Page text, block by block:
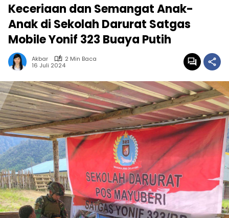
Keceriaan dan Semangat Anak-
Anak di Sekolah Darurat Satgas
Mobile Yonif 323 Buaya Putih
Akbar
2 Min Baca
16 Juli 2024